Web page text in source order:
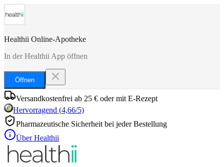
Healthii Online-Apotheke
In der Healthii App öffnen
Öffnen
Versandkostenfrei ab 25 € oder mit E-Rezept
Hervorragend (4,66/5)
Pharmazeutische Sicherheit bei jeder Bestellung
Über Healthii